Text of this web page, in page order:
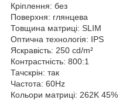
Кріплення: без
Поверхня: глянцева
Товщина матриці: SLIM
Оптична технологія: IPS
Яскравість: 250 cd/m²
Контрастність: 800:1
Тачскрін: так
Частота: 60Hz
Кольори матриці: 262K